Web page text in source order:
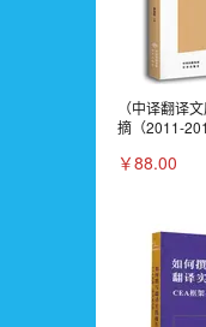
（中译翻译
摘（2011-
￥88.00